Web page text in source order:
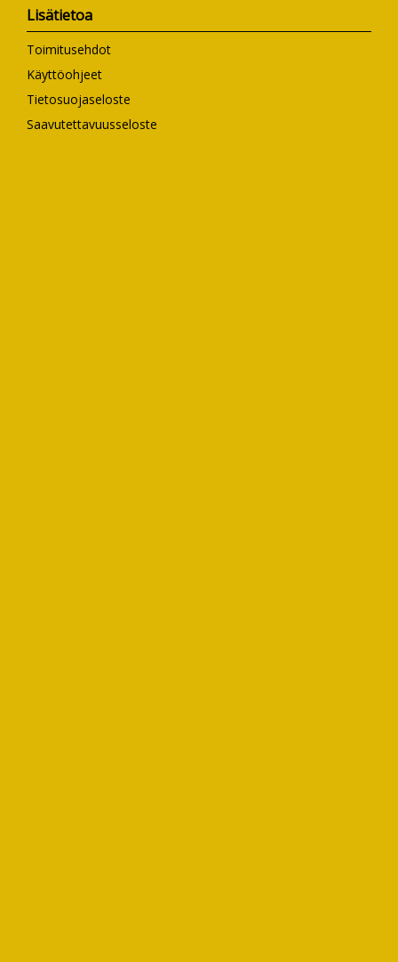
Lisätietoa
Toimitusehdot
Käyttöohjeet
Tietosuojaseloste
Saavutettavuusseloste